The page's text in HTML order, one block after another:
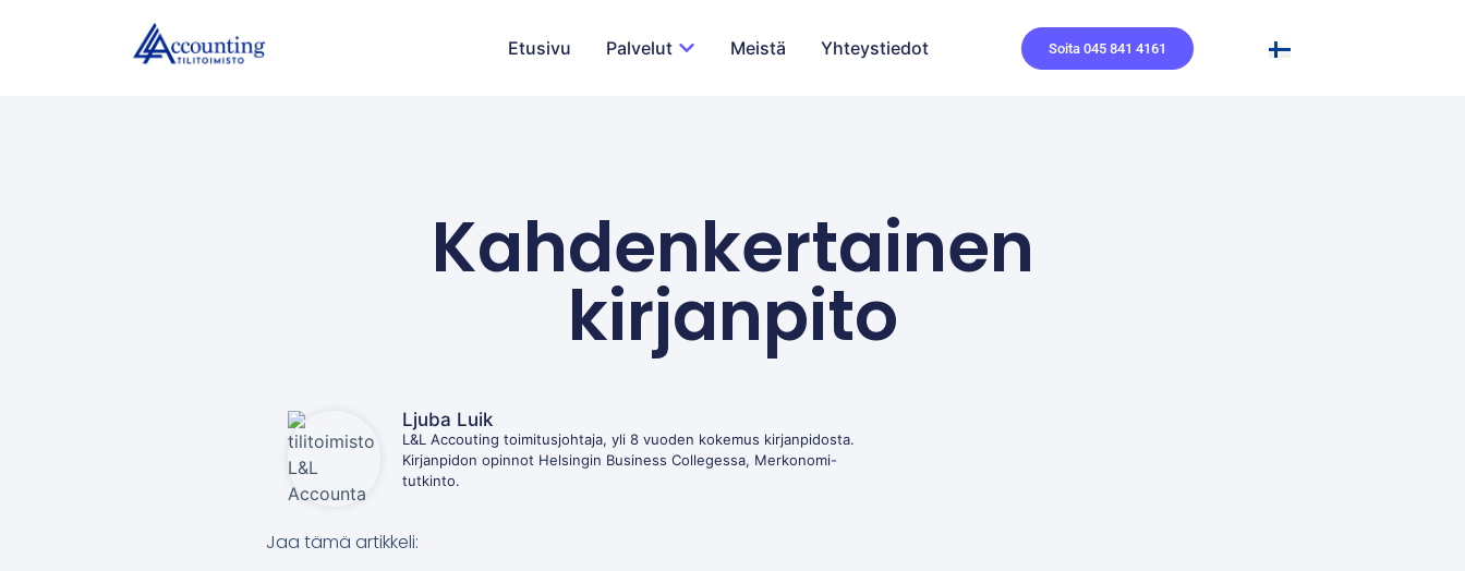
Etusivu Palvelut Meistä Yhteystiedot Soita 045 841 4161
Kahdenkertainen
kirjanpito
Ljuba Luik
L&L Accouting toimitusjohtaja, yli 8 vuoden kokemus kirjanpidosta.
Kirjanpidon opinnot Helsingin Business Collegessa, Merkonomi-
tutkinto.
Jaa tämä artikkeli: